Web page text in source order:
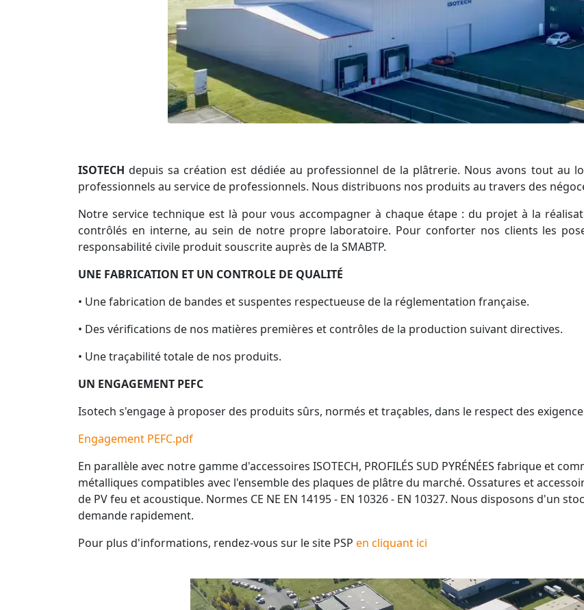
ISOTECH depuis sa création est dédiée au professionnel de la plâtrerie. Nous avons tout au
professionnels au service de professionnels. Nous distribuons nos produits au travers des
Notre service technique est là pour vous accompagner à chaque étape : du projet à la
contrôlés en interne, au sein de notre propre laboratoire. Pour conforter nos clients les
responsabilité civile produit souscrite auprès de la SMABTP.
UNE FABRICATION ET UN CONTROLE DE QUALITÉ
• Une fabrication de bandes et suspentes respectueuse de la réglementation française.
• Des vérifications de nos matières premières et contrôles de la production suivant directives.
• Une traçabilité totale de nos produits.
UN ENGAGEMENT PEFC
Isotech s'engage à proposer des produits sûrs, normés et traçables, dans le respect des
Engagement PEFC.pdf
En parallèle avec notre gamme d'accessoires ISOTECH, PROFILÉS SUD PYRÉNÉES fabrique et
métalliques compatibles avec l'ensemble des plaques de plâtre du marché. Ossatures et
de PV feu et acoustique. Normes CE NE EN 14195 - EN 10326 - EN 10327. Nous disposons d'un
demande rapidement.
Pour plus d'informations, rendez-vous sur le site PSP en cliquant ici